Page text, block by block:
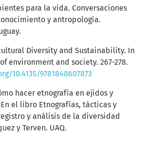
para la vida. Conversaciones
y antropología.
Diversity and Sustainability. In
environment and society. 267-278.
10.4135/9781848607873
hacer etnografía en ejidos y
el libro Etnografías, tácticas y
y análisis de la diversidad
y Terven. UAQ.